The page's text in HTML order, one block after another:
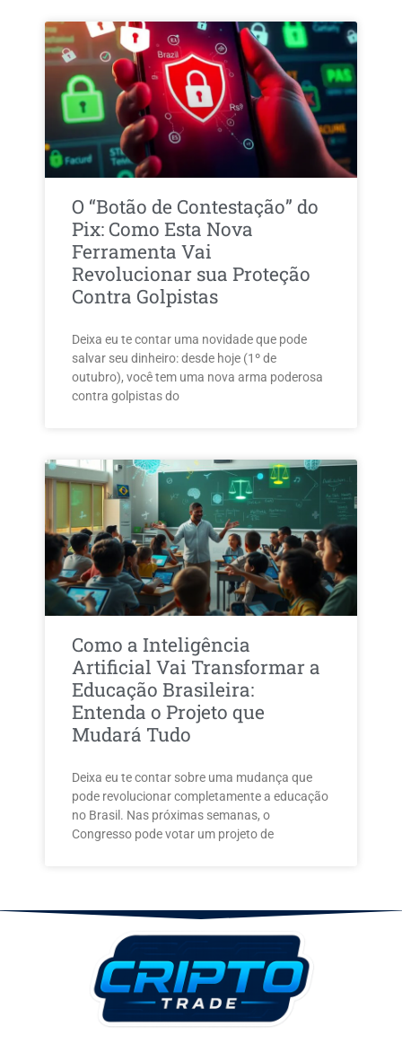
O “Botão de Contestação” do
Pix: Como Esta Nova
Ferramenta Vai
Revolucionar sua Proteção
Contra Golpistas
Deixa eu te contar uma novidade que pode
salvar seu dinheiro: desde hoje (1º de
outubro), você tem uma nova arma poderosa
contra golpistas do
Como a Inteligência
Artificial Vai Transformar a
Educação Brasileira:
Entenda o Projeto que
Mudará Tudo
Deixa eu te contar sobre uma mudança que
pode revolucionar completamente a educação
no Brasil. Nas próximas semanas, o
Congresso pode votar um projeto de